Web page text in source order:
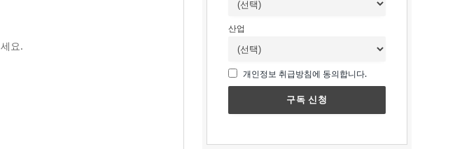
요.
산업
개인정보 취급방침에 동의합니다.